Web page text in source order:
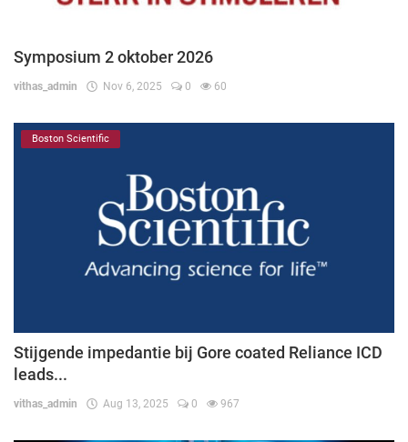
Symposium 2 oktober 2026
vithas_admin Nov 6, 2025 0 60
Boston Scientific
Stijgende impedantie bij Gore coated Reliance ICD
leads...
vithas_admin Aug 13, 2025 0 967